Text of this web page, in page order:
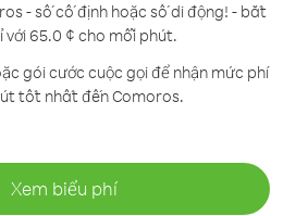
- số cố định hoặc số di động! - bắt
với 65.0 ¢ cho mỗi phút.
gói cước cuộc gọi để nhận mức phí
tốt nhất đến Comoros.
Xem biểu phí